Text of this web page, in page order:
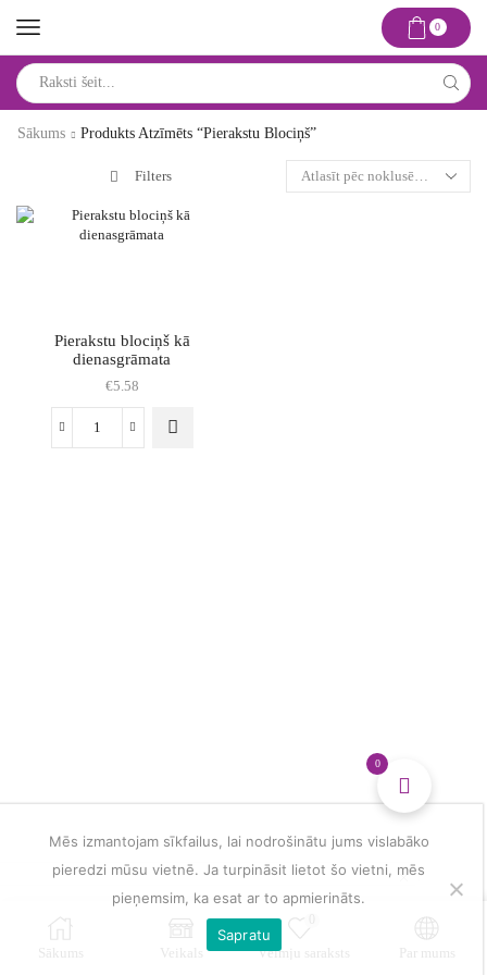
0
input
Sākums
Produkts Atzīmēts “pierakstu Blociņš”
Filters
Pierakstu blociņš kā
dienasgrāmata
€5.58
Pierakstu
Sākums Veikals Vēlmju saraksts Par mums
0
Mēs izmantojam sīkfailus, lai nodrošinātu jums vislabāko
pieredzi mūsu vietnē. Ja turpināsit lietot šo vietni, mēs
pieņemsim, ka esat ar to apmierināts.
Sapratu